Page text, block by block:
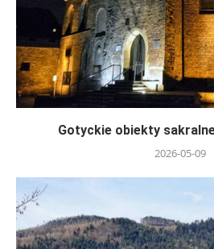
Gotyckie obiekty
2026-05-09